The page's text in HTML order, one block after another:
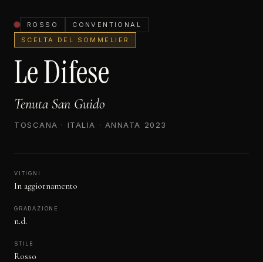
ROSSO
CONVENTIONAL
SCELTA DEL SOMMELIER
Le Difese
Tenuta San Guido
TOSCANA · ITALIA · ANNATA 2023
VITIGNI
In aggiornamento
GRADAZIONE
n.d.
STILE
Rosso